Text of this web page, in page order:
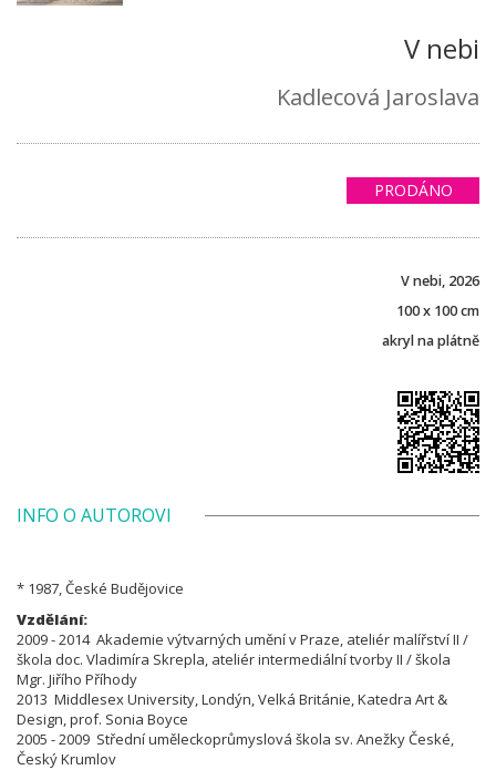
V nebi
Kadlecová Jaroslava
PRODÁNO
V nebi, 2026
100 x 100 cm
akryl na plátně
INFO O AUTOROVI
* 1987, České Budějovice
Vzdělání:
2009 - 2014 Akademie výtvarných umění v Praze, ateliér malířství II /
škola doc. Vladimíra Skrepla, ateliér intermediální tvorby II / škola
Mgr. Jiřího Příhody
2013 Middlesex University, Londýn, Velká Británie, Katedra Art &
Design, prof. Sonia Boyce
2005 - 2009 Střední uměleckoprůmyslová škola sv. Anežky České,
Český Krumlov